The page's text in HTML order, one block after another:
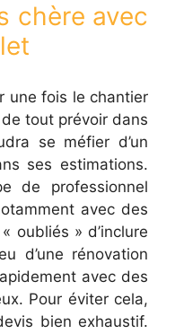
chère avec
une fois le chantier
tout prévoir dans
se méfier d’un
ses estimations.
de professionnel
avec des
oubliés » d’inclure
d’une rénovation
avec des
Pour éviter cela,
bien exhaustif.